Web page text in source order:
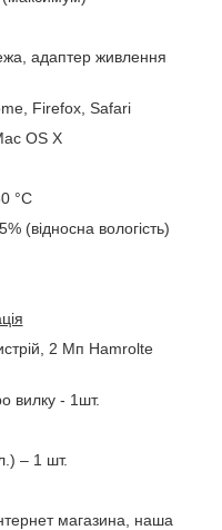
адаптер живлення
Firefox, Safari
OS X
°С
(відносна вологість)
2 Мп Hamrolte
вилку - 1шт.
– 1 шт.
магазина, наша